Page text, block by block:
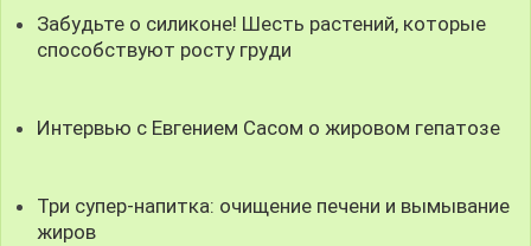
Забудьте о силиконе! Шесть растений, которые
способствуют росту груди
Интервью с Евгением Сасом о жировом гепатозе
Три супер-напитка: очищение печени и вымывание
жиров